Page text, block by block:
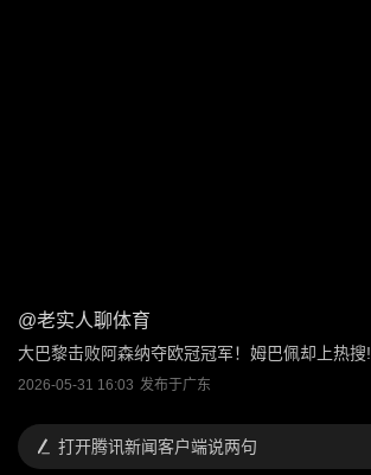
@老实人聊体育
大巴黎击败阿森纳夺欧冠冠军！姆巴佩却上热搜!
2026-05-31 16:03 发布于广东
打开腾讯新闻客户端说两句